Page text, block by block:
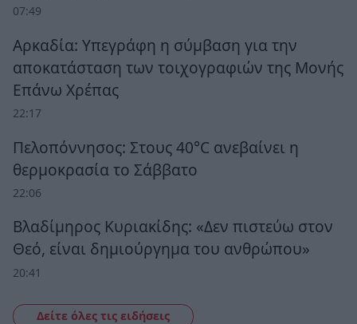
07:49
Αρκαδία: Υπεγράφη η σύμβαση για την
αποκατάσταση των τοιχογραφιών της Μονής
Επάνω Χρέπας
22:17
Πελοπόννησος: Στους 40°C ανεβαίνει η
θερμοκρασία το Σάββατο
22:06
Βλαδίμηρος Κυριακίδης: «Δεν πιστεύω στον
Θεό, είναι δημιούργημα του ανθρώπου»
20:41
Δείτε όλες τις ειδήσεις